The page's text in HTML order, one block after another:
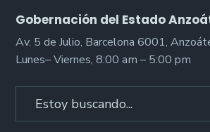
Gobernación del Estado
Av. 5 de Julio, Barcelona 6001,
Lunes– Viernes, 8:00 am – 5:00 pm